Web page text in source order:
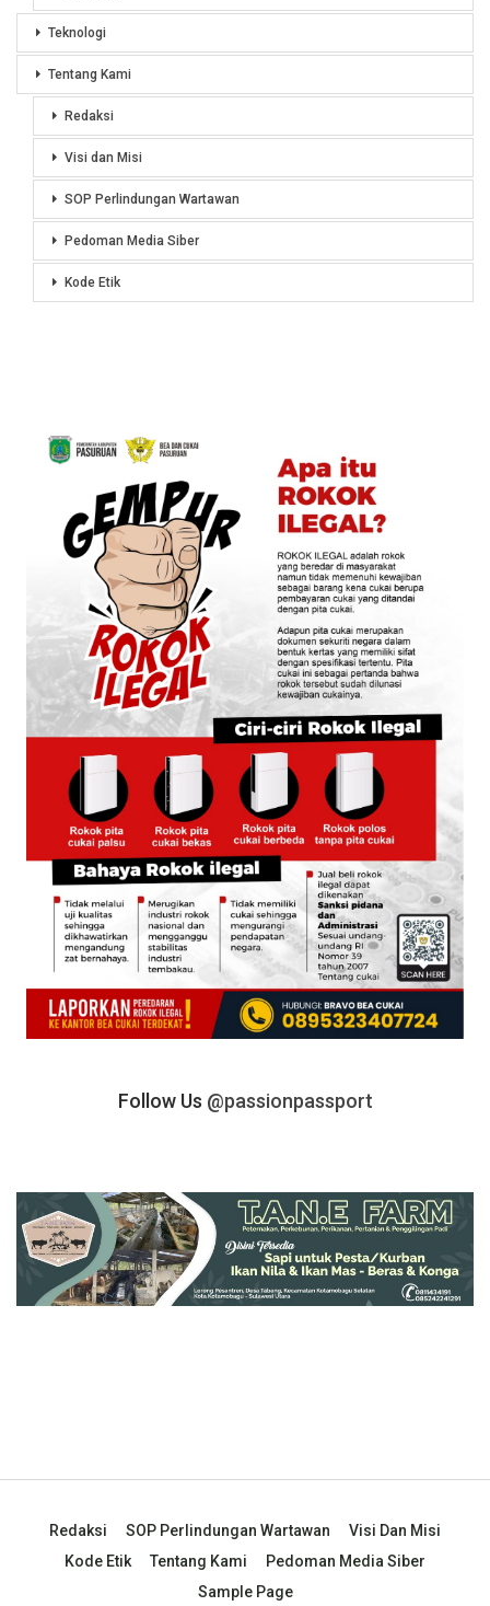
Teknologi
Tentang Kami
Redaksi
Visi dan Misi
SOP Perlindungan Wartawan
Pedoman Media Siber
Kode Etik
Follow Us @passionpassport
Redaksi SOP Perlindungan Wartawan
Visi Dan Misi
Kode Etik
Tentang Kami
Pedoman Media Siber
Sample Page